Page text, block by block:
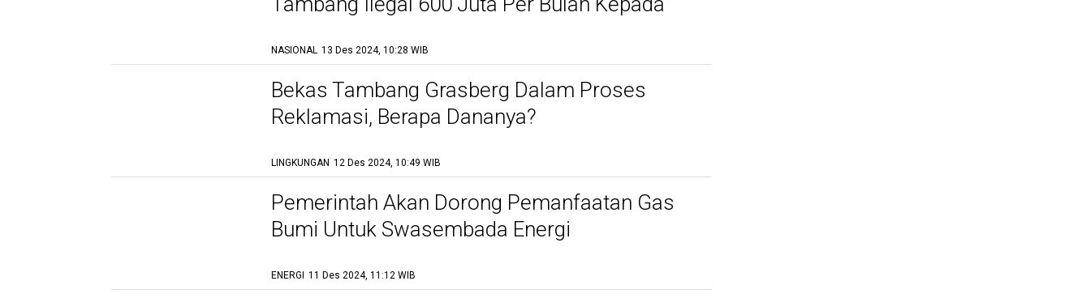
NASIONAL 13 Des 2024, 10:28 WIB
Bekas Tambang Grasberg Dalam Proses
Reklamasi, Berapa Dananya?
LINGKUNGAN 12 Des 2024, 10:49 WIB
Pemerintah Akan Dorong Pemanfaatan Gas
Bumi Untuk Swasembada Energi
ENERGI 11 Des 2024, 11:12 WIB